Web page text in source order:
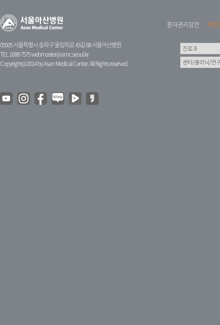
05505 서울특별시 송파구 올림픽로 43길 88 서울아산병원
TEL 1688-7575webmaster@amc.seoul.kr
Copyright@2014 by Asan Medical Center. All Rights reserved.
환자권리장전 개인